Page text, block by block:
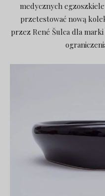
medycznych
przetestować nową
przez René Šulca dla